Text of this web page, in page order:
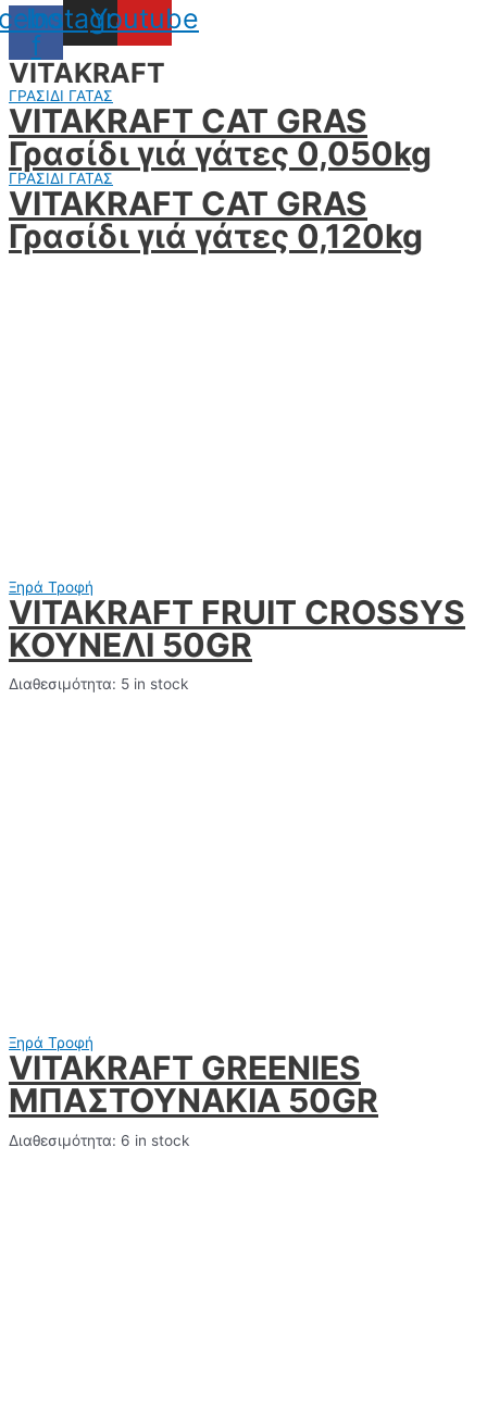
f
Instagram
Youtube
VITAKRAFT
ΓΡΑΣΙΔΙ ΓΑΤΑΣ
VITAKRAFT CAT GRAS
Γρασίδι γιά γάτες 0,050kg
ΓΡΑΣΙΔΙ ΓΑΤΑΣ
VITAKRAFT CAT GRAS
Γρασίδι γιά γάτες 0,120kg
Ξηρά Τροφή
VITAKRAFT FRUIT CROSSYS
ΚΟΥΝΕΛΙ 50GR
Διαθεσιμότητα: 5 in stock
Ξηρά Τροφή
VITAKRAFT GREENIES
ΜΠΑΣΤΟΥΝΑΚΙΑ 50GR
Διαθεσιμότητα: 6 in stock